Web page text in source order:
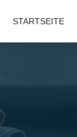
STARTSEITE